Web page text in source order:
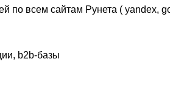
по всем сайтам Рунета ( yandex,
b2b-базы